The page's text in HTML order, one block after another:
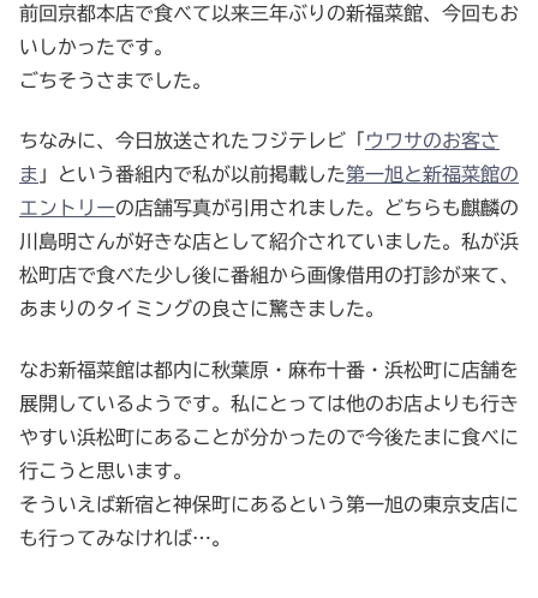
前回京都本店で食べて以来三年ぶりの新福菜館、今回もお
いしかったです。
ごちそうさまでした。
ちなみに、今日放送されたフジテレビ「 ウワサのお客さ
ま 」という番組内で私が以前掲載した第一旭と新福菜館の
エントリーの店舗写真が引用されました。どちらも麒麟の
川島明さんが好きな店として紹介されていました。私が浜
松町店で食べた少し後に番組から画像借用の打診が来て、
あまりのタイミングの良さに驚きました。
なお新福菜館は都内に秋葉原・麻布十番・浜松町に店舗を
展開しているようです。私にとっては他のお店よりも行き
やすい浜松町にあることが分かったので今後たまに食べに
行こうと思います。
そういえば新宿と神保町にあるという第一旭の東京支店に
も行ってみなければ…。